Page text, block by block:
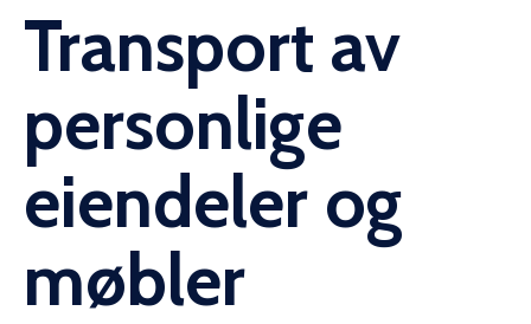
Transport av
personlige
eiendeler og
møbler